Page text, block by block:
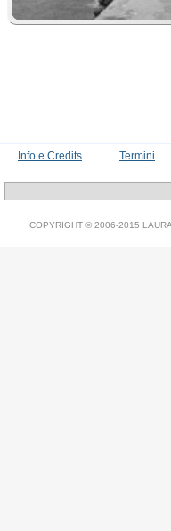
Info e Credits Termini
COPYRIGHT © 2006-2015